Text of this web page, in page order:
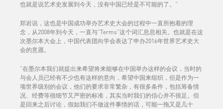
也就是说艺术史发展到今天，没有中国已经是不可能的了。”
郑岩说，这也是中国成功举办艺术史大会的过程中一直所抱着的理
念，从2008年到今天，一直与“Terms”这个词汇息息相关。也就是在这
次墨尔本大会上，中国代表团向学会表达了申办2016年世界艺术史大
会的意愿。
“在墨尔本我们就提出来希望将来能够在中国举办这样的会议，当时的
与会人员已经有不少也有这样的意向，希望中国来组织，但是作为一
项世界级别的会议，他们的要求非常繁杂，有很多条件，包括筹备情
况、经费等很细节又严密的标准，其实当时我们的信心并不很足。但
是回来之后讨论，假如我们不做这件事情的话，可能一拖又是几十